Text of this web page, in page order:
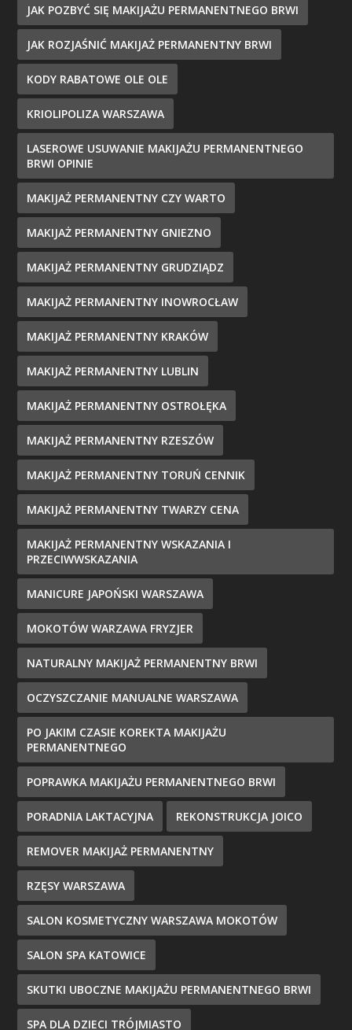
JAK POZBYĆ SIĘ MAKIJAŻU PERMANENTNEGO BRWI
JAK ROZJAŚNIĆ MAKIJAŻ PERMANENTNY BRWI
KODY RABATOWE OLE OLE
KRIOLIPOLIZA WARSZAWA
LASEROWE USUWANIE MAKIJAŻU PERMANENTNEGO
BRWI OPINIE
MAKIJAŻ PERMANENTNY CZY WARTO
MAKIJAŻ PERMANENTNY GNIEZNO
MAKIJAŻ PERMANENTNY GRUDZIĄDZ
MAKIJAŻ PERMANENTNY INOWROCŁAW
MAKIJAŻ PERMANENTNY KRAKÓW
MAKIJAŻ PERMANENTNY LUBLIN
MAKIJAŻ PERMANENTNY OSTROŁĘKA
MAKIJAŻ PERMANENTNY RZESZÓW
MAKIJAŻ PERMANENTNY TORUŃ CENNIK
MAKIJAŻ PERMANENTNY TWARZY CENA
MAKIJAŻ PERMANENTNY WSKAZANIA I
PRZECIWWSKAZANIA
MANICURE JAPOŃSKI WARSZAWA
MOKOTÓW WARZAWA FRYZJER
NATURALNY MAKIJAŻ PERMANENTNY BRWI
OCZYSZCZANIE MANUALNE WARSZAWA
PO JAKIM CZASIE KOREKTA MAKIJAŻU
PERMANENTNEGO
POPRAWKA MAKIJAŻU PERMANENTNEGO BRWI
PORADNIA LAKTACYJNA REKONSTRUKCJA JOICO
REMOVER MAKIJAŻ PERMANENTNY
RZĘSY WARSZAWA
SALON KOSMETYCZNY WARSZAWA MOKOTÓW
SALON SPA KATOWICE
SKUTKI UBOCZNE MAKIJAŻU PERMANENTNEGO BRWI
SPA DLA DZIECI TRÓJMIASTO